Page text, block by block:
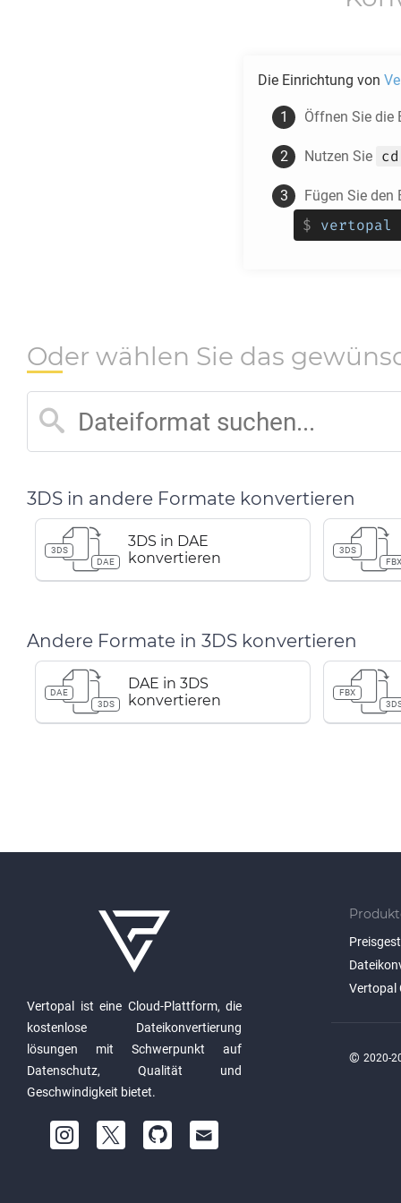
Die Einrichtung von
Öffnen Sie die
Nutzen Sie cd
Fügen Sie den
$ vertopal
Oder wählen Sie das
3DS in andere Formate konvertieren
3DS
DAE
3DS in DAE
konvertieren
3DS
Andere Formate in 3DS konvertieren
DAE
3DS
DAE in 3DS
konvertieren
FBX
Vertopal ist eine Cloud-Plattform, die
kostenlose Dateikonvertierung
lösungen mit Schwerpunkt auf
Datenschutz, Qualität und
Geschwindigkeit bietet.
Vertopal
© 2020-